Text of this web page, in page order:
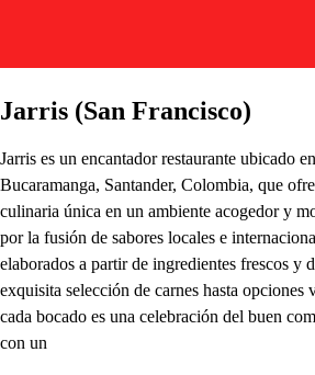
Jarris (San Francisco)
Jarris es un encantador restaurante ubicado
Bucaramanga, Santander, Colombia, que
culinaria única en un ambiente acogedor y
por la fusión de sabores locales e
elaborados a partir de ingredientes frescos y
exquisita selección de carnes hasta opciones
cada bocado es una celebración del buen
con un